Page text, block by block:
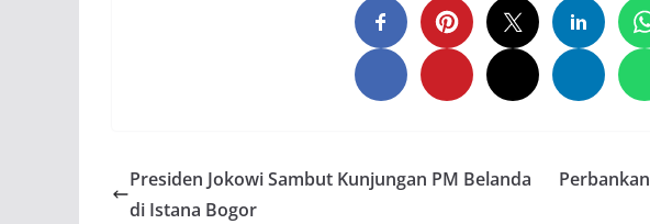
Presiden Jokowi Sambut Kunjungan PM Belanda
di Istana Bogor